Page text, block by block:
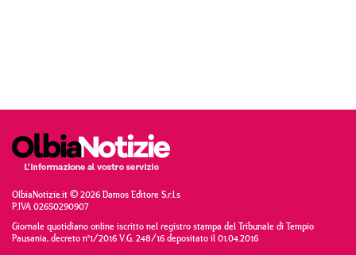
OlbiaNotizie.it © 2026 Damos Editore S.r.l.s
P.IVA 02650290907
Giornale quotidiano online iscritto nel registro stampa del Tribunale di Tempio
Pausania, decreto n°1/2016 V.G. 248/16 depositato il 01.04.2016